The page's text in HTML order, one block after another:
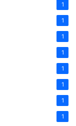
1
1
1
1
1
1
1
1